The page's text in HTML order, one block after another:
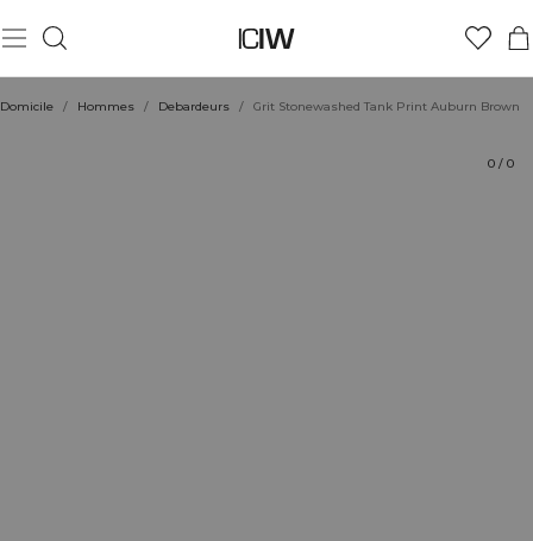
Domicile / Hommes / Debardeurs / Grit Stonewashed Tank Print Auburn Brown
0 / 0